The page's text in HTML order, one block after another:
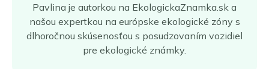
Pavlina je autorkou na EkologickaZnamka.sk a
našou expertkou na európske ekologické zóny s
dlhoročnou skúsenosťou s posudzovaním vozidiel
pre ekologické známky.